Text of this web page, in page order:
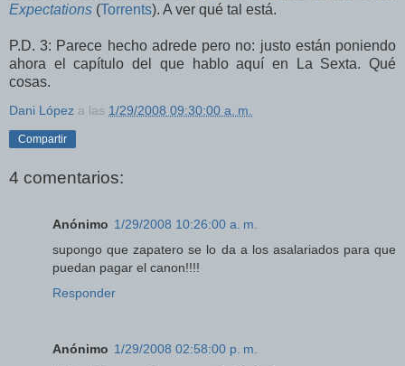
Expectations (Torrents). A ver qué tal está.
P.D. 3: Parece hecho adrede pero no: justo están poniendo
ahora el capítulo del que hablo aquí en La Sexta. Qué
cosas.
Dani López a las 1/29/2008 09:30:00 a. m.
Compartir
4 comentarios:
Anónimo 1/29/2008 10:26:00 a. m.
supongo que zapatero se lo da a los asalariados para que
puedan pagar el canon!!!!
Responder
Anónimo 1/29/2008 02:58:00 p. m.